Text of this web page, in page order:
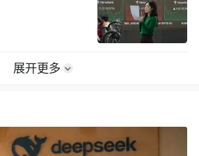
展开更多